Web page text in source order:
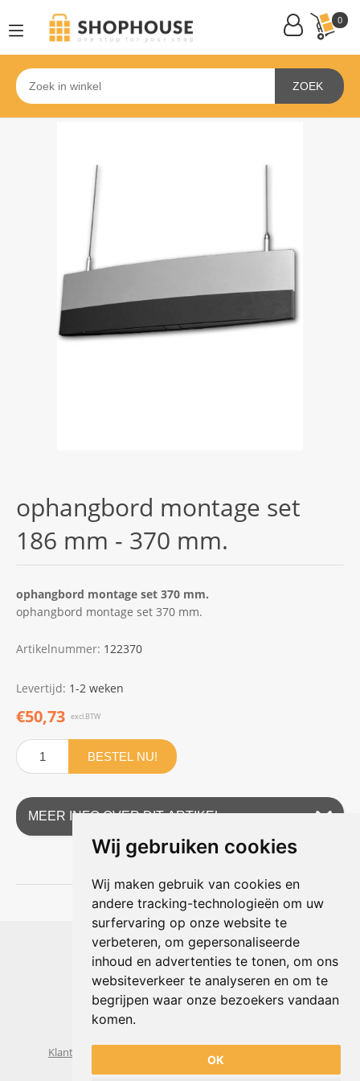
Wij gebruiken cookies
Wij maken gebruik van cookies en
andere tracking-technologieën om uw
surfervaring op onze website te
verbeteren, om gepersonaliseerde
inhoud en advertenties te tonen, om ons
websiteverkeer te analyseren en om te
begrijpen waar onze bezoekers vandaan
komen.
OK
0
ZOEK
ophangbord montage set
186 mm - 370 mm.
ophangbord montage set 370 mm.
ophangbord montage set 370 mm.
Artikelnummer: 122370
Levertijd: 1-2 weken
€50,73 excl.BTW
BESTEL NU!
MEER INFO OVER DIT ARTIKEL
Shophouse online
Max Planckstraat 4
6716 BE Ede, Nederland
Telefoon:+31(0)318 618 121
E-mail: info@shophouse.nl
Geopend: ma t/m vr 09:00-17:00 uur
Klantenservice
Algemene voorwaarden